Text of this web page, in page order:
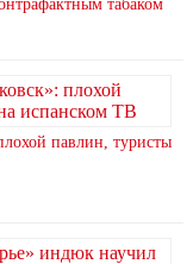
табаком
павлин, туристы